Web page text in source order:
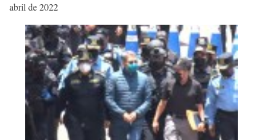
abril de 2022